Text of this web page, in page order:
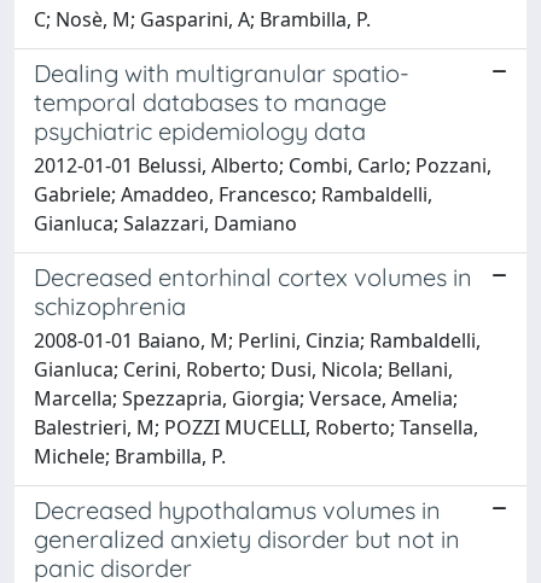
C; Nosè, M; Gasparini, A; Brambilla, P.
Dealing with multigranular spatio-
temporal databases to manage
psychiatric epidemiology data
2012-01-01 Belussi, Alberto; Combi, Carlo; Pozzani,
Gabriele; Amaddeo, Francesco; Rambaldelli,
Gianluca; Salazzari, Damiano
Decreased entorhinal cortex volumes in
schizophrenia
2008-01-01 Baiano, M; Perlini, Cinzia; Rambaldelli,
Gianluca; Cerini, Roberto; Dusi, Nicola; Bellani,
Marcella; Spezzapria, Giorgia; Versace, Amelia;
Balestrieri, M; POZZI MUCELLI, Roberto; Tansella,
Michele; Brambilla, P.
Decreased hypothalamus volumes in
generalized anxiety disorder but not in
panic disorder